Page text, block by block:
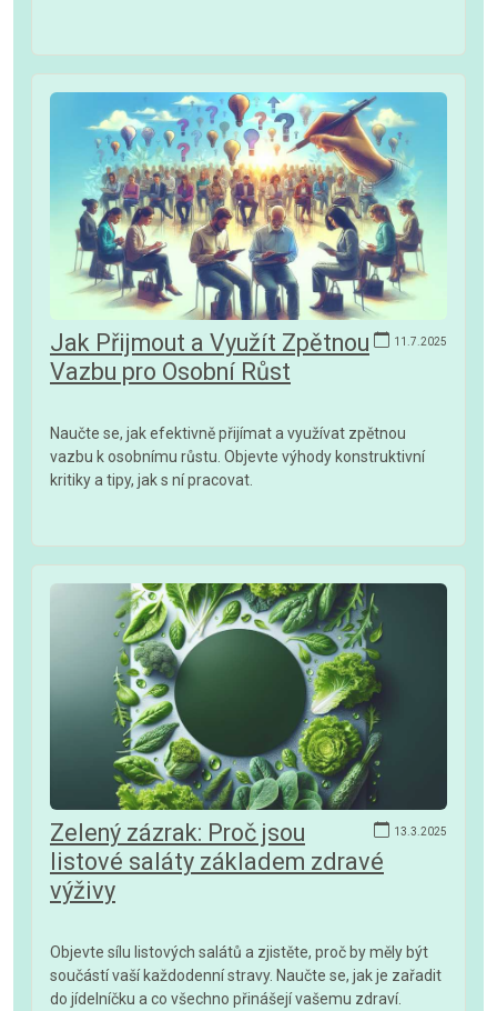
11.7.2025
Jak Přijmout a Využít Zpětnou
Vazbu pro Osobní Růst
Naučte se, jak efektivně přijímat a využívat zpětnou
vazbu k osobnímu růstu. Objevte výhody konstruktivní
kritiky a tipy, jak s ní pracovat.
13.3.2025
Zelený zázrak: Proč jsou
listové saláty základem zdravé
výživy
Objevte sílu listových salátů a zjistěte, proč by měly být
součástí vaší každodenní stravy. Naučte se, jak je zařadit
do jídelníčku a co všechno přinášejí vašemu zdraví.